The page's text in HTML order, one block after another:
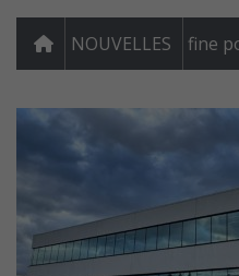
NOUVELLES fine